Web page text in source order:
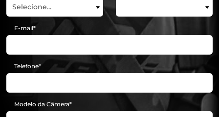
Selecione...
E-mail
Telefone
Modelo da Câmera